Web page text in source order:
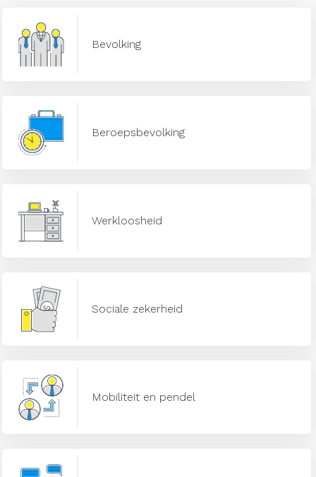
Bevolking
Beroepsbevolking
Werkloosheid
Sociale zekerheid
Mobiliteit en pendel